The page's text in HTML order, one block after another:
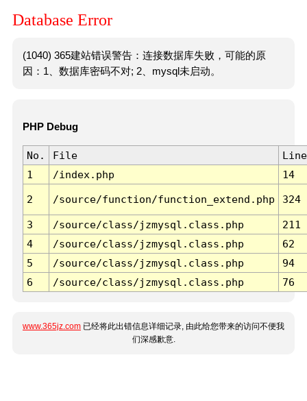
Database Error
(1040) 365建站错误警告：连接数据库失败，可能的原
因：1、数据库密码不对; 2、mysql未启动。
PHP Debug
No. File
Line
1
/index.php 14
2 /source/function/function_extend.php 324
3 /source/class/jzmysql.class.php
211
4
/source/class/jzmysql.class.php
62
5
/source/class/jzmysql.class.php
94
6
/source/class/jzmysql.class.php 76
www.365jz.com 已经将此出错信息详细记录, 由此给您带来的访问不便我
们深感歉意.